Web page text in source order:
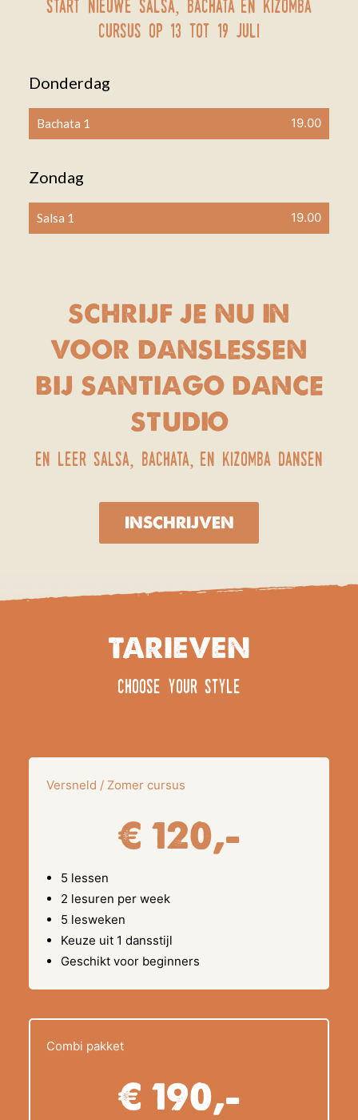
start nieuwe salsa, bachata en kizomba
cursus op 13 tot 19 juli
Donderdag
Bachata 1 19.00
Zondag
Salsa 1 19.00
schrijf je nu in
voor danslessen
bij santiago dance
studio
en leer salsa, bachata, en kizomba dansen
INSCHRIJVEN
TARIEVEN
choose your style
Versneld / Zomer cursus
€ 120,-
5 lessen
2 lesuren per week
5 lesweken
Keuze uit 1 dansstijl
Geschikt voor beginners
Combi pakket
€ 190,-